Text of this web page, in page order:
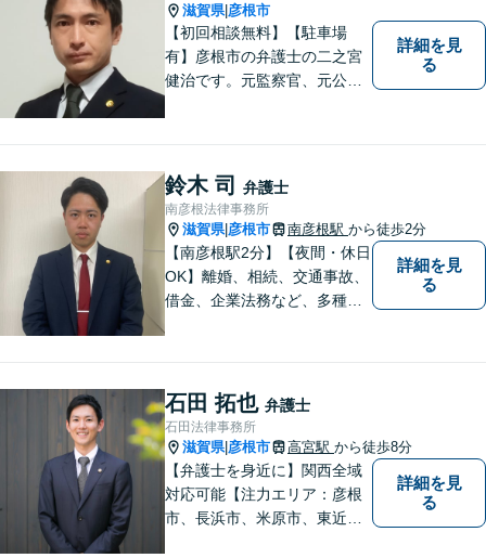
滋賀県| 彦根市
【初回相談無料】【駐車場
有】彦根市の弁護士の二之宮
健治です。元監察官、元公務
トいたします。
詳細を見
る
鈴木 司 弁護士
南彦根法律事務所
滋賀県| 彦根市 南彦根駅 から徒歩2分
【南彦根駅2分】【夜間・休日
OK】離婚、相続、交通事故、
借金、企業法務など、多種多
をモットーに、皆様それぞれ
に合った解決を図ってまいり
ます。お気軽にご相談くださ
い。
詳細を見
る
石田 拓也 弁護士
石田法律事務所
滋賀県| 彦根市 高宮駅 から徒歩8分
【弁護士を身近に】関西全域
対応可能【注力エリア：彦根
市、長浜市、米原市、東近江
詳細を見
る